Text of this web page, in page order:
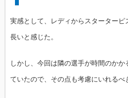
実感として、レディからスターターピ
長いと感じた。
しかし、今回は隣の選手が時間のか
ていたので、その点も考慮にいれるべ